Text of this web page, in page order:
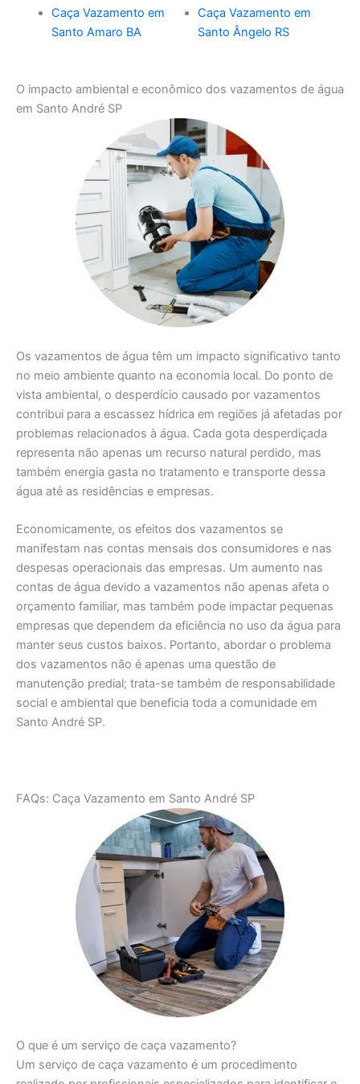
Caça Vazamento em
Santo Amaro BA
Caça Vazamento em
Santo Ângelo RS
O impacto ambiental e econômico dos vazamentos de água
em Santo André SP
Os vazamentos de água têm um impacto significativo tanto
no meio ambiente quanto na economia local. Do ponto de
vista ambiental, o desperdício causado por vazamentos
contribui para a escassez hídrica em regiões já afetadas por
problemas relacionados à água. Cada gota desperdiçada
representa não apenas um recurso natural perdido, mas
também energia gasta no tratamento e transporte dessa
água até as residências e empresas.
Economicamente, os efeitos dos vazamentos se
manifestam nas contas mensais dos consumidores e nas
despesas operacionais das empresas. Um aumento nas
contas de água devido a vazamentos não apenas afeta o
orçamento familiar, mas também pode impactar pequenas
empresas que dependem da eficiência no uso da água para
manter seus custos baixos. Portanto, abordar o problema
dos vazamentos não é apenas uma questão de
manutenção predial; trata-se também de responsabilidade
social e ambiental que beneficia toda a comunidade em
Santo André SP.
FAQs: Caça Vazamento em Santo André SP
O que é um serviço de caça vazamento?
Um serviço de caça vazamento é um procedimento